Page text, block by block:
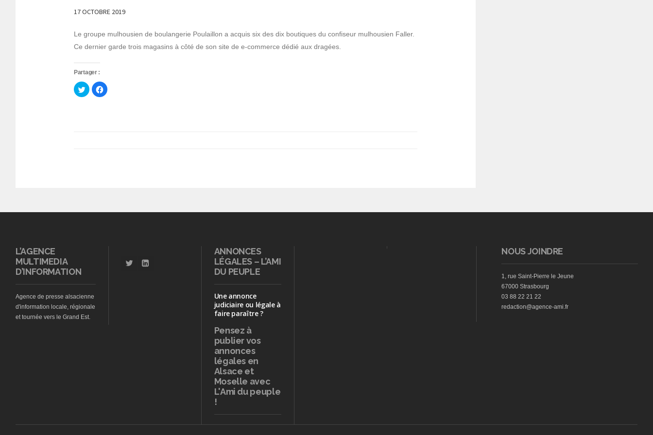
17 OCTOBRE 2019
Le groupe mulhousien de boulangerie Poulaillon a acquis six des dix boutiques du confiseur mulhousien Faller.
Ce dernier garde trois magasins à côté de son site de e-commerce dédié aux dragées.
Partager :
Cliquez
pour
partager
Cliquez
pour
L’AGENCE
MULTIMEDIA
D’INFORMATION
Agence de presse alsacienne
d'information locale, régionale
et tournée vers le Grand Est.
ANNONCES
LÉGALES – L’AMI
DU PEUPLE
Une annonce
judiciaire ou légale à
faire paraître ?
Pensez à
publiervos
annonces
légales en
Alsace et
Moselle avec
L'Ami du peuple
!
NOUS JOINDRE
1, rue Saint-Pierre le Jeune
67000 Strasbourg
03 88 22 21 22
redaction@agence-ami.fr